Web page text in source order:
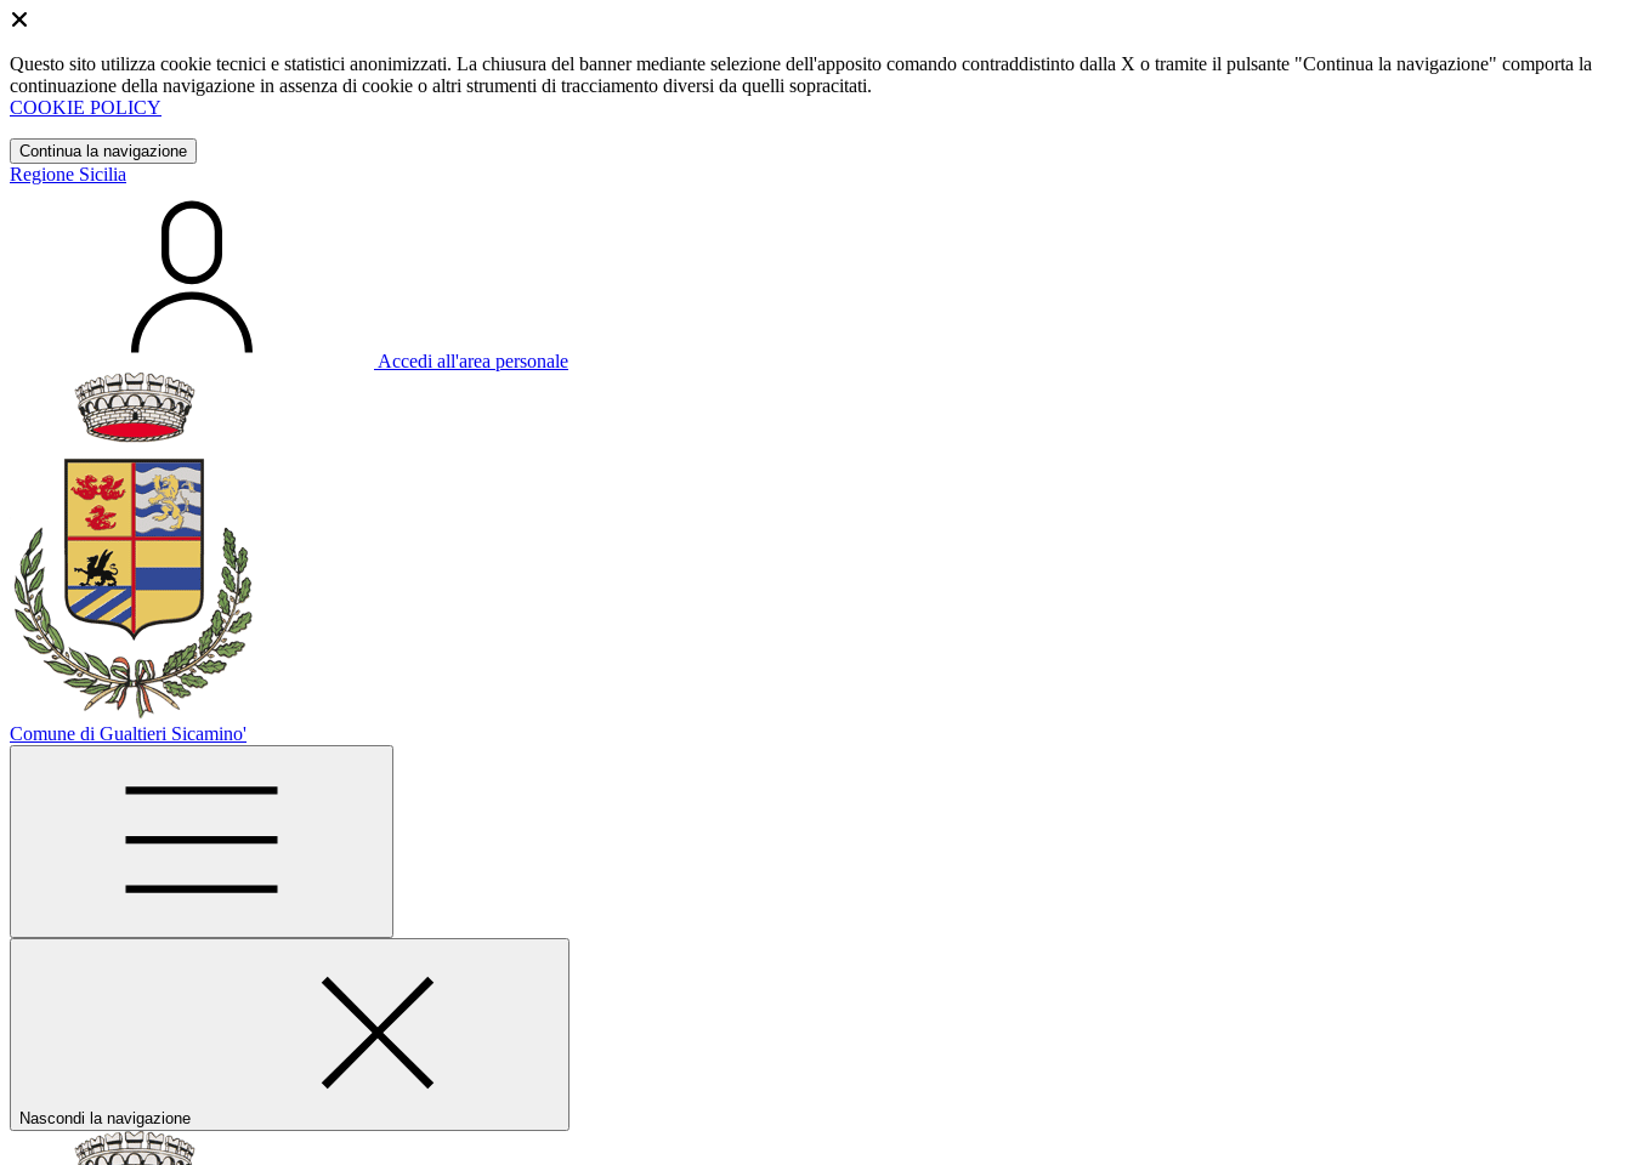
Questo sito utilizza cookie tecnici e statistici anonimizzati. La chiusura del banner mediante selezione dell'apposito comando contraddistinto dalla X o tramite il pulsante "Continua la navigazione" comporta la
continuazione della navigazione in assenza di cookie o altri strumenti di tracciamento diversi da quelli sopracitati.
COOKIE POLICY
Continua la navigazione
Regione Sicilia
Accedi all'area personale
Comune di Gualtieri Sicamino'
Nascondi la navigazione